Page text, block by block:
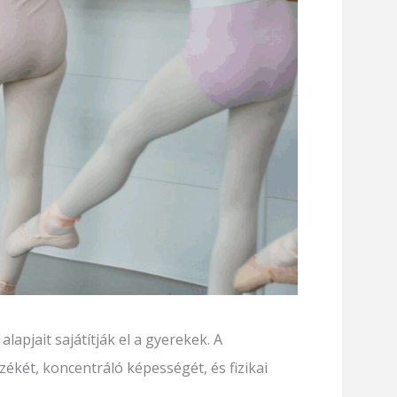
sajátítják el a gyerekek. A
koncentráló képességét, és fizikai